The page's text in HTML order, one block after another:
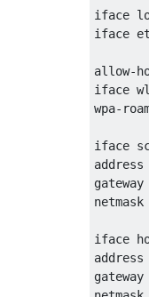
iface
iface
allow-
iface
wpa-
iface
iface
address
gateway